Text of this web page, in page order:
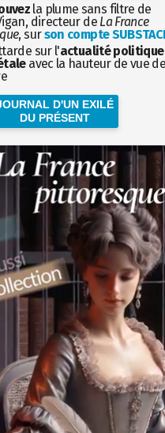
la plume sans filtre de
directeur de La France
, surson compte
sur l'actualité politique
avec la hauteur de vue
D'UN EXILÉ
DU PRÉSENT